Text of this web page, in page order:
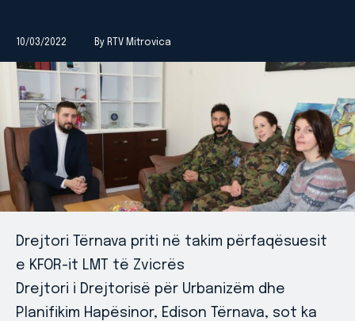
10/03/2022 By RTV Mitrovica
Drejtori Tërnava priti në takim përfaqësuesit
e KFOR-it LMT të Zvicrës
Drejtori i Drejtorisë për Urbanizëm dhe
Planifikim Hapësinor, Edison Tërnava, sot ka